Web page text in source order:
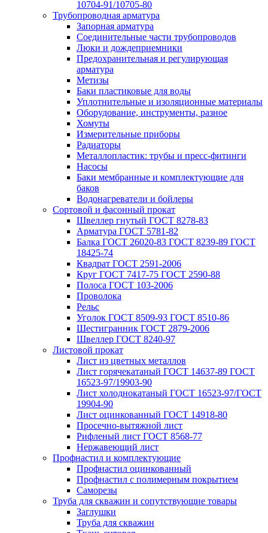
10704-91/10705-80
Трубопроводная арматура
Запорная арматура
Соединительные части трубопроводов
Люки и дождеприемники
Предохранительная и регулирующая
арматура
Метизы
Баки пластиковые для воды
Уплотнительные и изоляционные материалы
Оборудование, инструменты, разное
Хомуты
Измерительные приборы
Радиаторы
Металлопластик: трубы и пресс-фитинги
Насосы
Баки мембранные и комплектующие для
баков
Водонагреватели и бойлеры
Сортовой и фасонный прокат
Швеллер гнутый ГОСТ 8278-83
Арматура ГОСТ 5781-82
Балка ГОСТ 26020-83 ГОСТ 8239-89 ГОСТ
18425-74
Квадрат ГОСТ 2591-2006
Круг ГОСТ 7417-75 ГОСТ 2590-88
Полоса ГОСТ 103-2006
Проволока
Рельс
Уголок ГОСТ 8509-93 ГОСТ 8510-86
Шестигранник ГОСТ 2879-2006
Швеллер ГОСТ 8240-97
Листовой прокат
Лист из цветных металлов
Лист горячекатаный ГОСТ 14637-89 ГОСТ
16523-97/19903-90
Лист холоднокатаный ГОСТ 16523-97/ГОСТ
19904-90
Лист оцинкованный ГОСТ 14918-80
Просечно-вытяжной лист
Рифленый лист ГОСТ 8568-77
Нержавеющий лист
Профнастил и комплектующие
Профнастил оцинкованный
Профнастил с полимерным покрытием
Саморезы
Труба для скважин и сопутствующие товары
Заглушки
Труба для скважин